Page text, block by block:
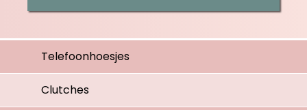
Telefoonhoesjes
Clutches